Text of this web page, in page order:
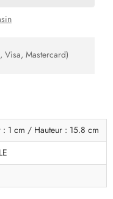
Visa, Mastercard)
1 cm / Hauteur : 15.8 cm